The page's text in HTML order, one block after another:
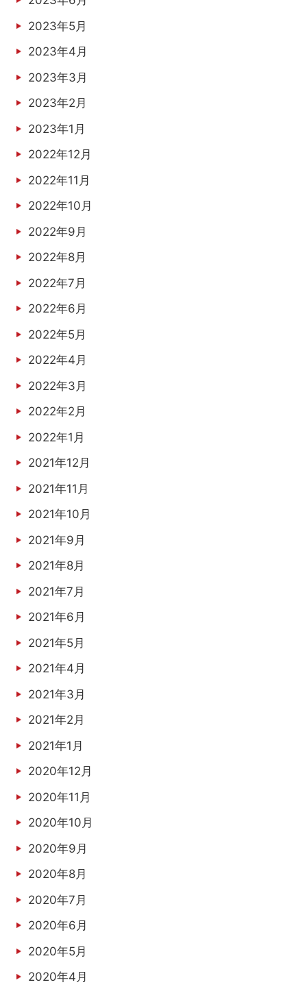
2023年5月
2023年4月
2023年3月
2023年2月
2023年1月
2022年12月
2022年11月
2022年10月
2022年9月
2022年8月
2022年7月
2022年6月
2022年5月
2022年4月
2022年3月
2022年2月
2022年1月
2021年12月
2021年11月
2021年10月
2021年9月
2021年8月
2021年7月
2021年6月
2021年5月
2021年4月
2021年3月
2021年2月
2021年1月
2020年12月
2020年11月
2020年10月
2020年9月
2020年8月
2020年7月
2020年6月
2020年5月
2020年4月